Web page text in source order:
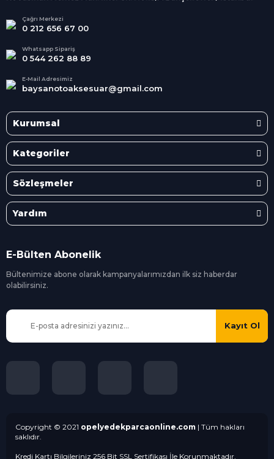
Tüm Kredi Kartlarına taksit
seçenekleri
Çağrı Merkezi
0 212 656 67 00
Whatsapp Sipariş
0 544 262 88 89
E-Mail Adresimiz
baysanotoaksesuar@gmail.com
Kurumsal
Kategoriler
Sözleşmeler
Yardım
E-Bülten Abonelik
Bültenimize abone olarak kampanyalarımızdan ilk siz haberdar
olabilirsiniz.
Kayıt Ol
Copyright © 2021 opelyedekparcaonline.com | Tüm hakları
saklıdır.
Kredi Kartı Bilgileriniz 256 Bit SSL Sertifikası İle Korunmaktadır.